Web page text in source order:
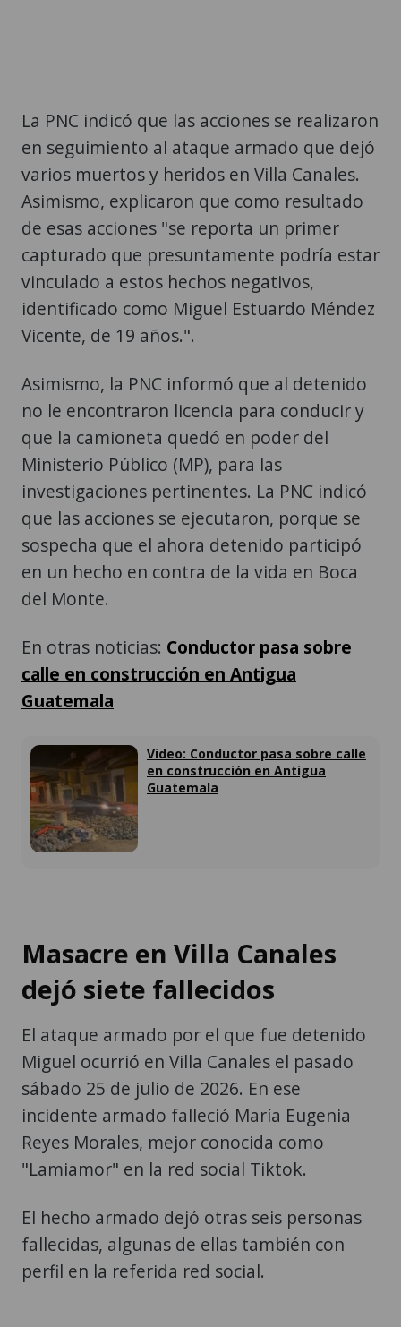
La PNC indicó que las acciones se realizaron
en seguimiento al ataque armado que dejó
varios muertos y heridos en Villa Canales.
Asimismo, explicaron que como resultado
de esas acciones "se reporta un primer
capturado que presuntamente podría estar
vinculado a estos hechos negativos,
identificado como Miguel Estuardo Méndez
Vicente, de 19 años.".
Asimismo, la PNC informó que al detenido
no le encontraron licencia para conducir y
que la camioneta quedó en poder del
Ministerio Público (MP), para las
investigaciones pertinentes. La PNC indicó
que las acciones se ejecutaron, porque se
sospecha que el ahora detenido participó
en un hecho en contra de la vida en Boca
del Monte.
En otras noticias: Conductor pasa sobre
calle en construcción en Antigua
Guatemala
Video: Conductor pasa sobre calle
en construcción en Antigua
Guatemala
Masacre en Villa Canales
dejó siete fallecidos
El ataque armado por el que fue detenido
Miguel ocurrió en Villa Canales el pasado
sábado 25 de julio de 2026. En ese
incidente armado falleció María Eugenia
Reyes Morales, mejor conocida como
"Lamiamor" en la red social Tiktok.
El hecho armado dejó otras seis personas
fallecidas, algunas de ellas también con
perfil en la referida red social.